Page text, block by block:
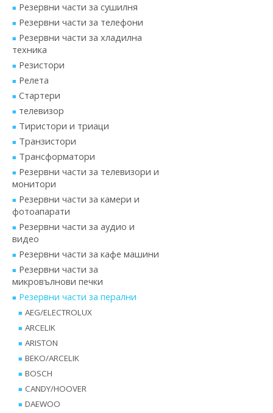
Резервни части за сушилня
Резервни части за телефони
Резервни части за хладилна
техника
Резистори
Релета
Стартери
телевизор
Тиристори и триаци
Транзистори
Трансформатори
Резервни части за телевизори и
монитори
Резервни части за камери и
фотоапарати
Резервни части за аудио и
видео
Резервни части за кафе машини
Резервни части за
микровълнови печки
Резервни части за перални
AEG/ELECTROLUX
ARCELIK
ARISTON
BEKO/ARCELIK
BOSCH
CANDY/HOOVER
DAEWOO